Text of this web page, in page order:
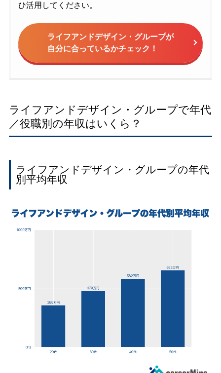
ひ活用してください。
ライフアンドデザイン・グループが
自分に合っているかチェック！
ライフアンドデザイン・グループで年代
／役職別の年収はいくら？
ライフアンドデザイン・グループの年代
別平均年収